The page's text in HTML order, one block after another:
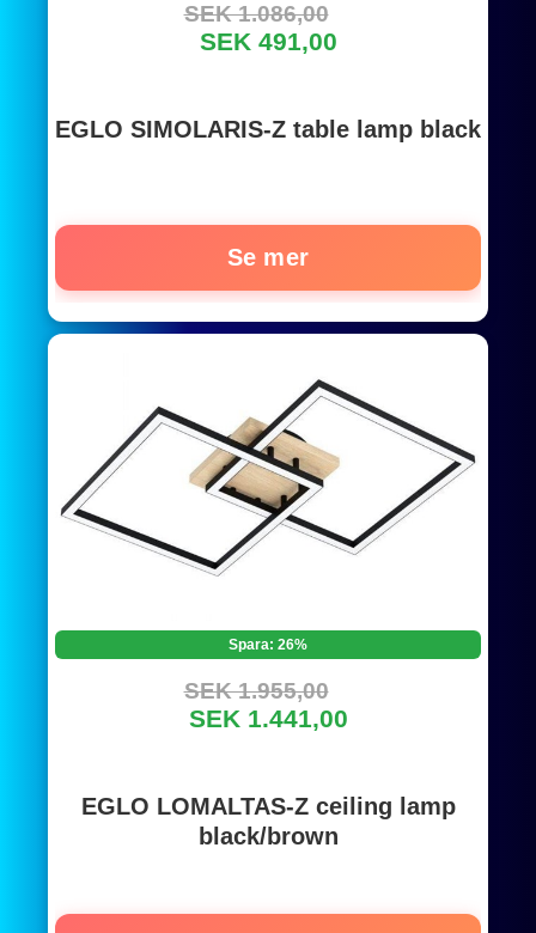
SEK 1.086,00
SEK 491,00
EGLO SIMOLARIS-Z table lamp black
Se mer
Spara: 26%
SEK 1.955,00
SEK 1.441,00
EGLO LOMALTAS-Z ceiling lamp
black/brown